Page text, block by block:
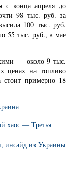
с конца апреля до
98 тыс. руб. за
100 тыс. руб.
55 тыс. руб., в мае
— около 9 тыс.
ценах на топливо
стоит примерно 18
хаос — Третья
инсайд из Украины